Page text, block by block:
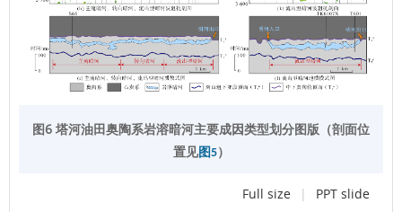
图6 塔河油田奥陶系岩溶暗河主要成因类型划分图版（剖面位
置见图5）
Full size | PPT slide